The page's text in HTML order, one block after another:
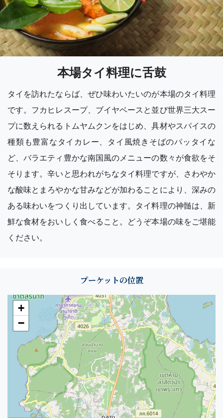
本場タイ料理に舌鼓
タイを訪れたならば、ぜひ味わいたいのが本場のタイ料理
です。フカヒレスープ、ブイヤベースと並び世界三大スー
プに数えられるトムヤムクンをはじめ、具材やスパイスの
種類も豊富なタイカレー、タイ風焼きそばのパッタイな
ど、バラエティ豊かな南国風のメニューの数々が食欲をそ
そります。辛いと思われがちなタイ料理ですが、さわやか
な酸味とまろやかな甘みなどが加わることにより、深みの
ある味わいをつくり出しています。タイ料理の神髄は、新
鮮な食材をおいしく食べること。どうぞ本場の味をご堪能
ください。
プーケットの位置
+
−